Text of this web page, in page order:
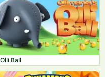
Olli Ball